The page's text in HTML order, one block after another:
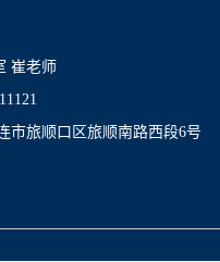
崔老师
市旅顺口区旅顺南路西段6号